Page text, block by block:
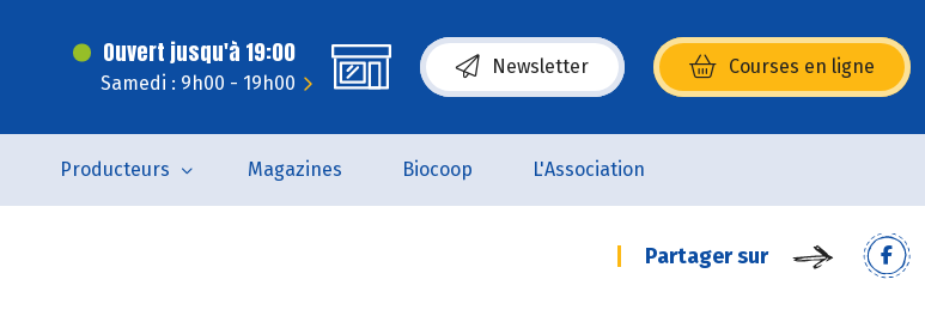
Ouvert jusqu'à 19:00
Samedi : 9h00 - 19h00
Newsletter Courses en ligne
(s’ouvre dans une nouvelle fenêtre)
Producteurs Magazines Biocoop L'Association
Partager sur